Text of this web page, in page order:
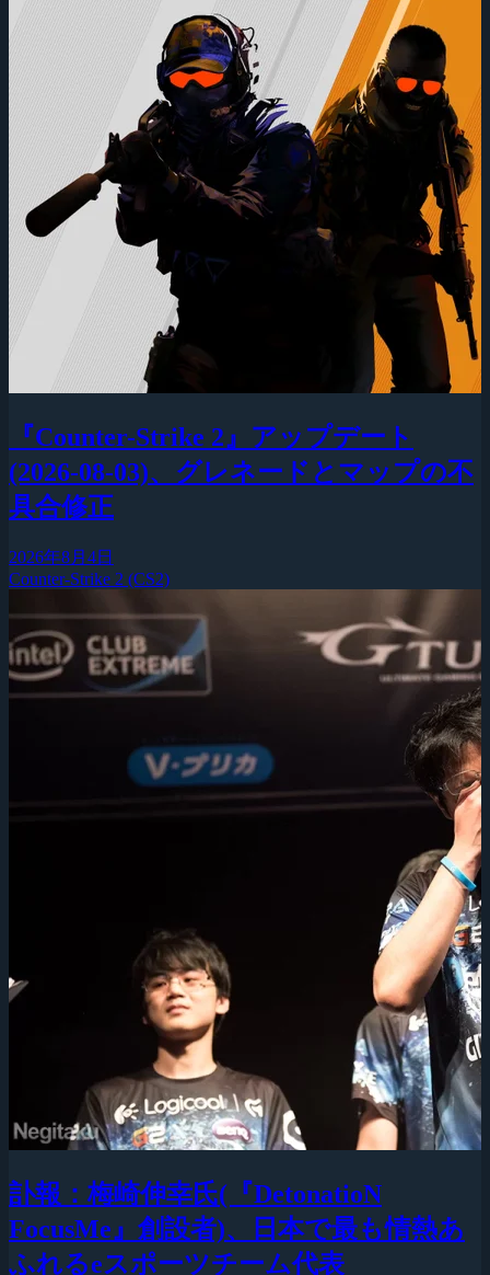
『Counter-Strike 2』アップデート
(2026-08-03)、グレネードとマップの不
具合修正
2026年8月4日
Counter-Strike 2 (CS2)
訃報：梅崎伸幸氏(『DetonatioN
FocusMe』創設者)、日本で最も情熱あ
ふれるeスポーツチーム代表